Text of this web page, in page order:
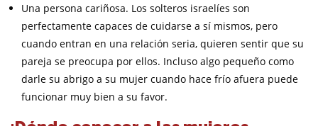
Una persona cariñosa. Los solteros israelíes son
perfectamente capaces de cuidarse a sí mismos, pero
cuando entran en una relación seria, quieren sentir que su
pareja se preocupa por ellos. Incluso algo pequeño como
darle su abrigo a su mujer cuando hace frío afuera puede
funcionar muy bien a su favor.